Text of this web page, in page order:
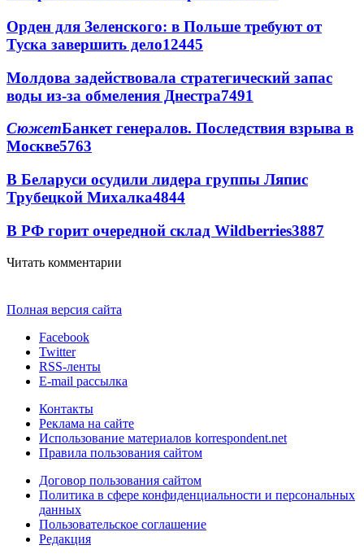
Орден для Зеленского: в Польше требуют от
Туска завершить дело12445
Молдова задействовала стратегический запас
воды из-за обмеления Днестра7491
СюжетБанкет генералов. Последствия взрыва в
Москве5763
В Беларуси осудили лидера группы Ляпис
Трубецкой Михалка4844
В РФ горит очередной склад Wildberries3887
Читать комментарии
Полная версия сайта
Facebook
Twitter
RSS-ленты
E-mail рассылка
Контакты
Реклама на сайте
Использование материалов korrespondent.net
Правила пользования сайтом
Договор пользования сайтом
Политика в сфере конфиденциальности и персональных
данных
Пользовательское соглашение
Редакция